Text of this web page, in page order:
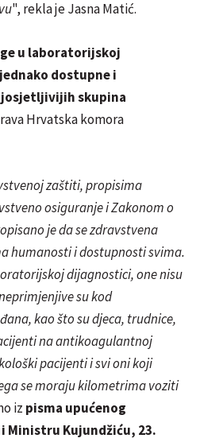
", rekla je Jasna Matić.
u laboratorijskoj
dostupne i
skupina
Hrvatska komora
zaštiti, propisima
osiguranje i Zakonom o
je da se zdravstvena
humanosti i dostupnosti svima.
dijagnostici, one nisu
su kod
kao što su djeca, trudnice,
na antikoagulantnoj
pacijenti i svi oni koji
se moraju kilometrima voziti
iz pisma upućenog
Kujundžiću, 23.